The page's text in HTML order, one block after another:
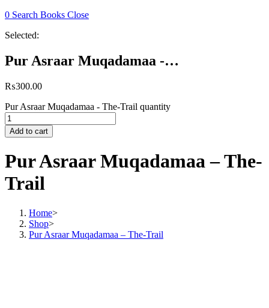
0 Search Books Close
Selected:
Pur Asraar Muqadamaa -…
₨300.00
Pur Asraar Muqadamaa - The-Trail quantity
Add to cart
Pur Asraar Muqadamaa – The-
Trail
Home>
Shop>
Pur Asraar Muqadamaa – The-Trail